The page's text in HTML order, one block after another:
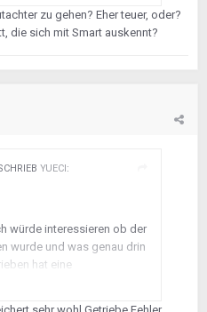
anderes feststellen, was
zu gehen? Eher teuer, oder?
die sich mit Smart auskennt?
YUECI :
würde interessieren ob der
wurde und was genau drin
hat eine
direkten Bezug zu der